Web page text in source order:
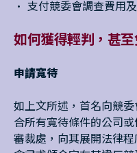
支付競委會調查費用
如何獲得輕判，甚
申請寬待
如上文所述，首名向競
合所有寬待條件的公司
審裁處，向其展開法律